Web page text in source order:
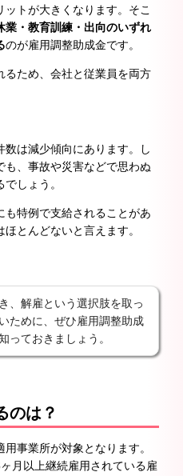
トが大きくなります。そこ
業・教育訓練・出向のいずれ
のが雇用調整助成金です。
るため、会社と従業員を両方
は減少傾向にあります。し
、事故や災害などで思わぬ
しょう。
も特例で支給されることがあ
とんどないと言えます。
、解雇という選択肢を取っ
ために、ぜひ雇用調整助成
っておきましょう。
のは？
事業所が対象となります。
月以上継続雇用されている雇